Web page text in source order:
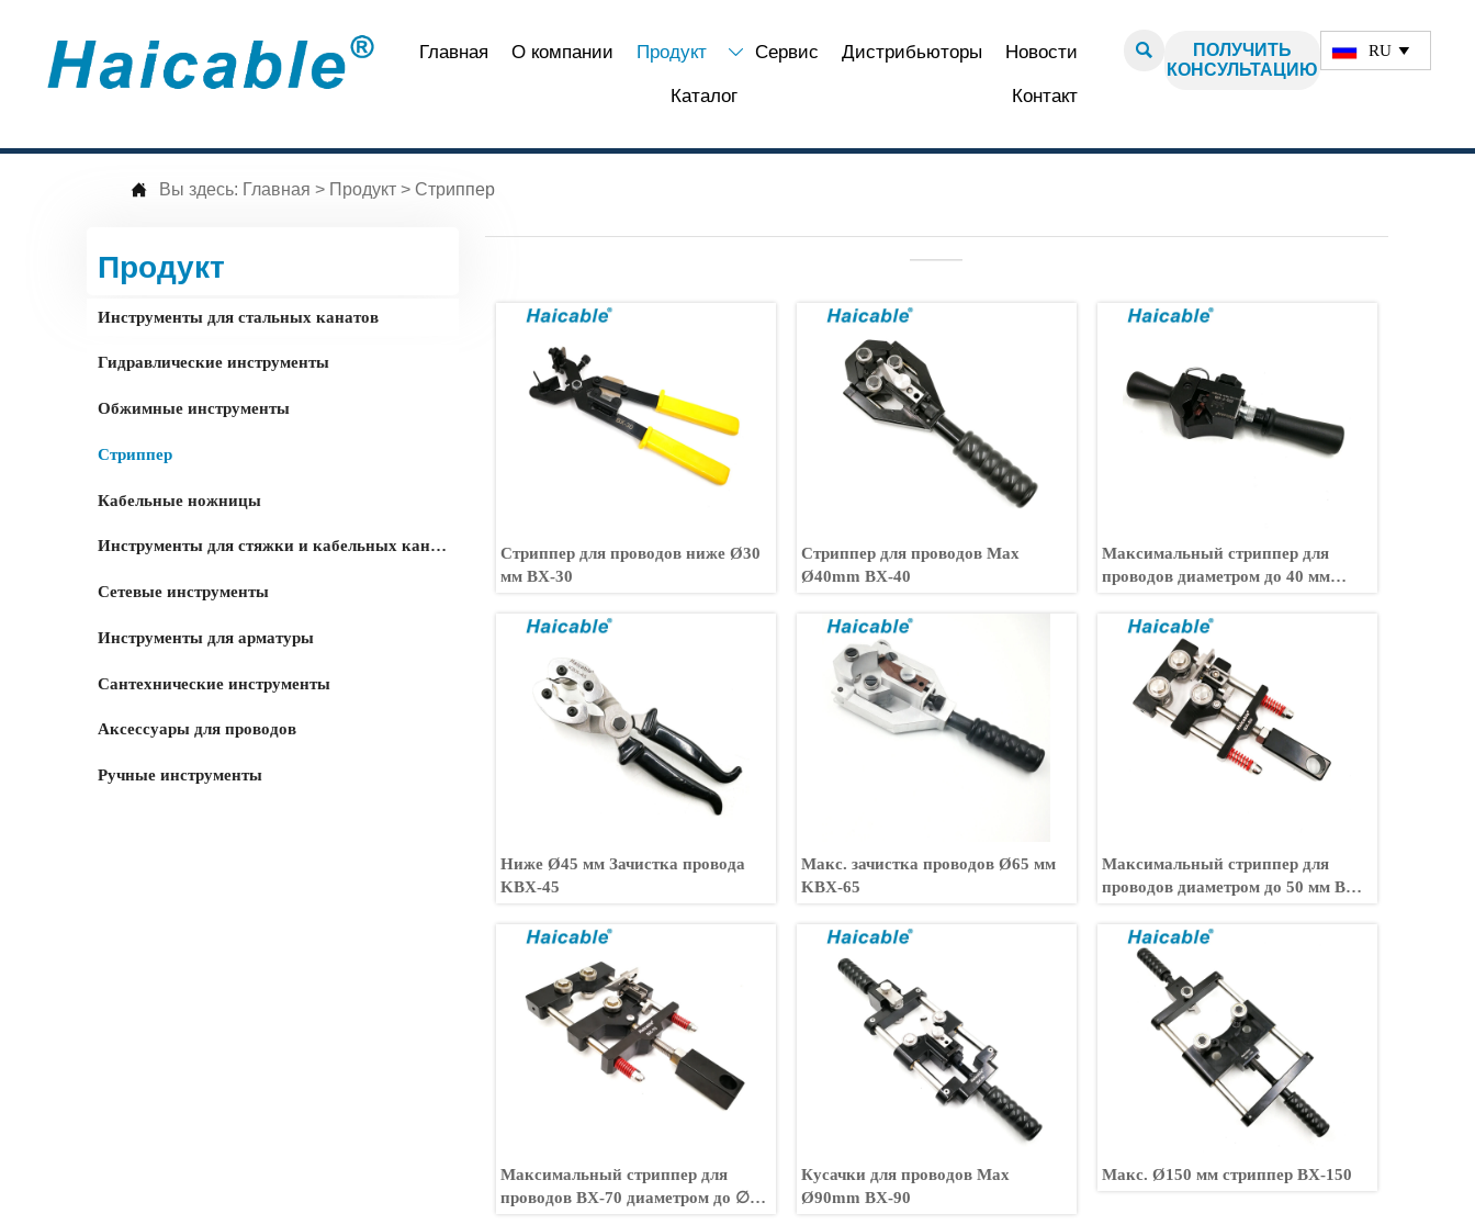
Главная О компании Продукт  Сервис Дистрибьюторы Новости
Каталог Контакт

ПОЛУЧИТЬ
КОНСУЛЬТАЦИЮ
RU 
 Вы здесь: Главная > Продукт > Стриппер
Продукт
Инструменты для стальных канатов
Гидравлические инструменты
Обжимные инструменты
Стриппер
Кабельные ножницы
Инструменты для стяжки и кабельных каналов
Сетевые инструменты
Инструменты для арматуры
Сантехнические инструменты
Аксессуары для проводов
Ручные инструменты
———
Стриппер для проводов ниже Ø30
мм BX-30
Стриппер для проводов Max
Ø40mm BX-40
Максимальный стриппер для
проводов диаметром до 40 мм
Ниже Ø45 мм Зачистка провода
KBX-45
Макс. зачистка проводов Ø65 мм
KBX-65
Максимальный стриппер для
проводов диаметром до 50 мм BX-
Максимальный стриппер для
проводов BX-70 диаметром до ∅68
Кусачки для проводов Max
Ø90mm BX-90
Макс. Ø150 мм стриппер BX-150